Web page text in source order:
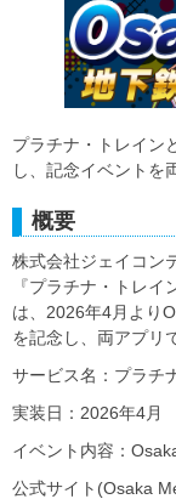
プラチナ・トレイン
し、記念イベントを
概要
株式会社ジェイコン
『プラチナ・トレイ
は、2026年4月より
を記念し、両アプリ
サービス名：プラチ
実装日：2026年4月
イベント内容：
公式サイト(Osaka